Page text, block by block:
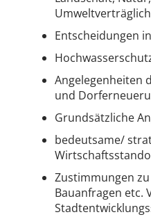
Entscheidungen
Angelegenheiten
und
Grundsätzliche
bedeutsame/
Zustimmungen
Bauanfragen etc.